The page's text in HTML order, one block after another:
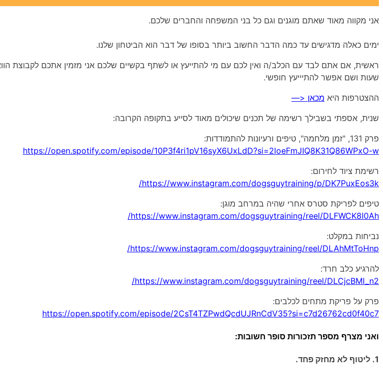
אני מקווה מאוד שאתם מוגנים וגם כל בני המשפחה והחברים שלכם.
ימים כאלה מדגישים עד כמה הדבר החשוב ביותר בסופו של דבר הוא הביטחון שלנו.
ראשית, אם אתם לבד עם הכלב/ה ואין לכם עם מי להתייעץ או לשתף בקשיים שלכם אני מזמין אתכם לקבוצת
שעות ושם אפשר להתיייעץ חופשי.
ההצטרפות היא מכאן <—
שנית, אספתי בשבילך רשימה של תכנים שיכולים מאוד לסייע בתקופה הקרובה:
פרק 131, "זמן מלחמה", טיפים ורעיונות להתמודדות:
https://open.spotify.com/episode/10P3f4ri1pV16syX6UxLdD?si=2loeFmJIQ8K31Q86WPxO-w
רשימת ציוד לחירום:
https://www.instagram.com/dogsguytraining/p/DK7PuxEos3k/
טיפים לפריקת סטרס אחרי שהיה במרחב מוגן:
https://www.instagram.com/dogsguytraining/reel/DLFWCK8I0Ah/
נביחות במקלט:
https://www.instagram.com/dogsguytraining/reel/DLAhMtToHnp/
להרגיע כלב חרד:
https://www.instagram.com/dogsguytraining/reel/DLCjcBMI_n2/
פרק על פריקת מתחים לכלבים:
https://open.spotify.com/episode/2CsT4TZPwdQcdUJRnCdV35?si=c7d26762cd0f40c7
ואני מצרף מספר תזכורות סופר חשובות:
1. ליטוף לא מחזק פחד.